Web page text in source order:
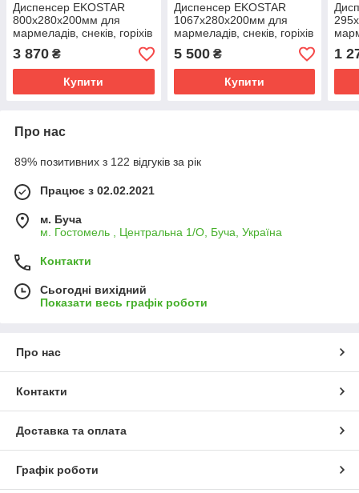
Диспенсер EKOSTAR
800х280х200мм для
мармеладів, снеків, горіхів
3 комірки
3 870 ₴
Купити
Диспенсер EKOSTAR
1067х280х200мм для
мармеладів, снеків, горіхів
5 комірок
5 500₴
Купити
3
1
Про нас
89% позитивних з 122 відгуків за рік
Працює з 02.02.2021
м. Буча
м. Гостомель , Центральна 1/О, Буча, Україна
Контакти
Сьогодні вихідний
Показати весь графік роботи
Про нас
Контакти
Доставка та оплата
Графік роботи